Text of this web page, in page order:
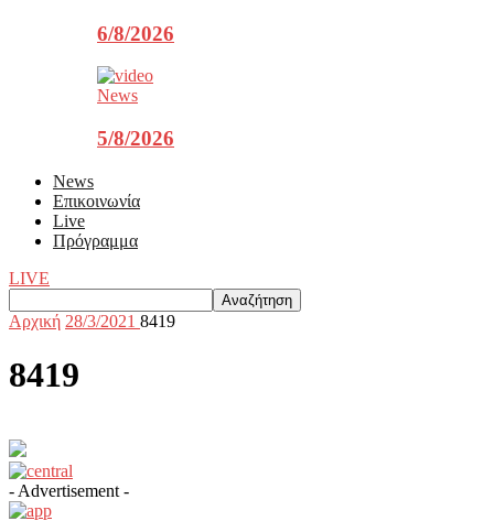
6/8/2026
News
5/8/2026
News
Επικοινωνία
Live
Πρόγραμμα
LIVE
Αρχική 28/3/2021 8419
8419
- Advertisement -